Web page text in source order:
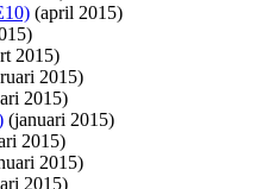
(april 2015)
2015)
2015)
2015)
(januari 2015)
2015)
2015)
2015)